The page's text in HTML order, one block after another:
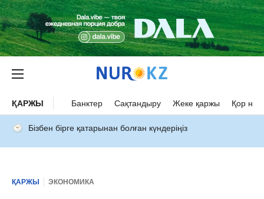
ҚАРЖЫ Банктер Сақтандыру Жеке қаржы Қор
Бізбен бірге қатарынан болған күндеріңіз
ҚАРЖЫ ЭКОНОМИКА